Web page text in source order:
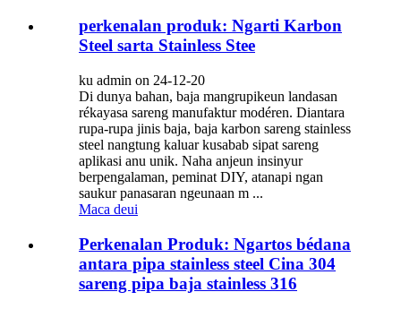
perkenalan produk: Ngarti Karbon
Steel sarta Stainless Stee
ku admin on 24-12-20
Di dunya bahan, baja mangrupikeun landasan
rékayasa sareng manufaktur modéren. Diantara
rupa-rupa jinis baja, baja karbon sareng stainless
steel nangtung kaluar kusabab sipat sareng
aplikasi anu unik. Naha anjeun insinyur
berpengalaman, peminat DIY, atanapi ngan
saukur panasaran ngeunaan m ...
Maca deui
Perkenalan Produk: Ngartos bédana
antara pipa stainless steel Cina 304
sareng pipa baja stainless 316